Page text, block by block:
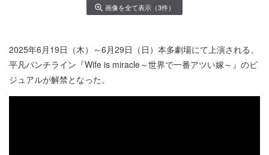
画像を全て表示（3件）
2025年6月19日（木）～6月29日（日）本多劇場にて上演される、
平凡パンチライン『Wife is miracle～世界で一番アツい嫁～』のビ
ジュアルが解禁となった。